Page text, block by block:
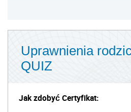
Uprawnienia
QUIZ
Jak zdobyć Certyfikat: